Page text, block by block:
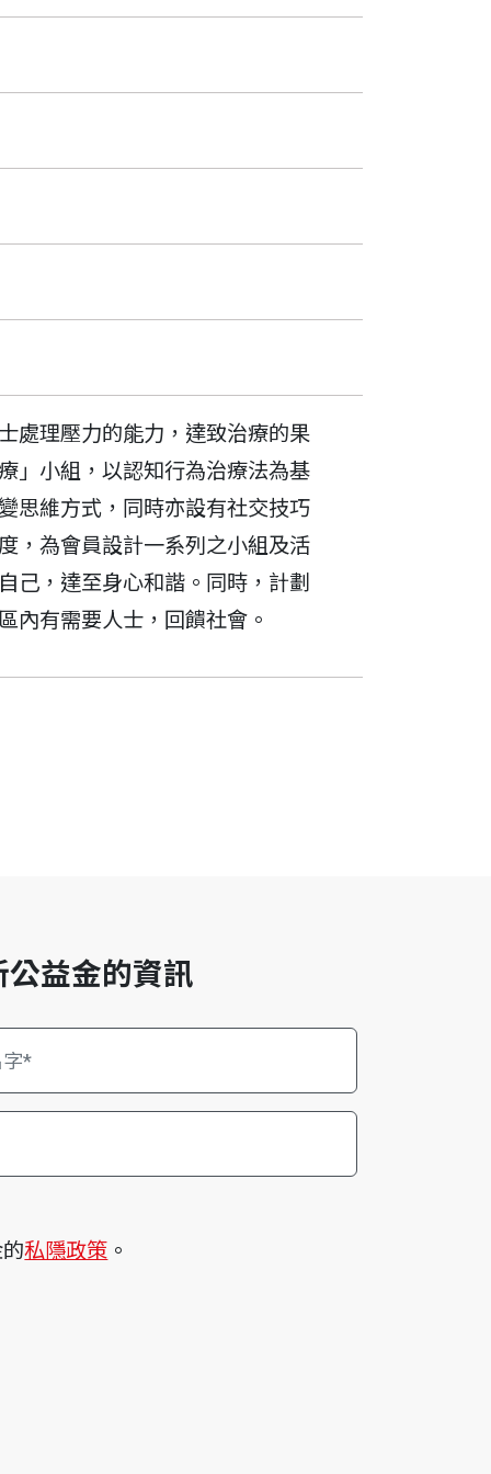
處理壓力的能力，達致治療的果
」小組，以認知行為治療法為基
思維方式，同時亦設有社交技巧
，為會員設計一系列之小組及活
己，達至身心和諧。同時，計劃
內有需要人士，回饋社會。
益金的資訊
私隱政策 。